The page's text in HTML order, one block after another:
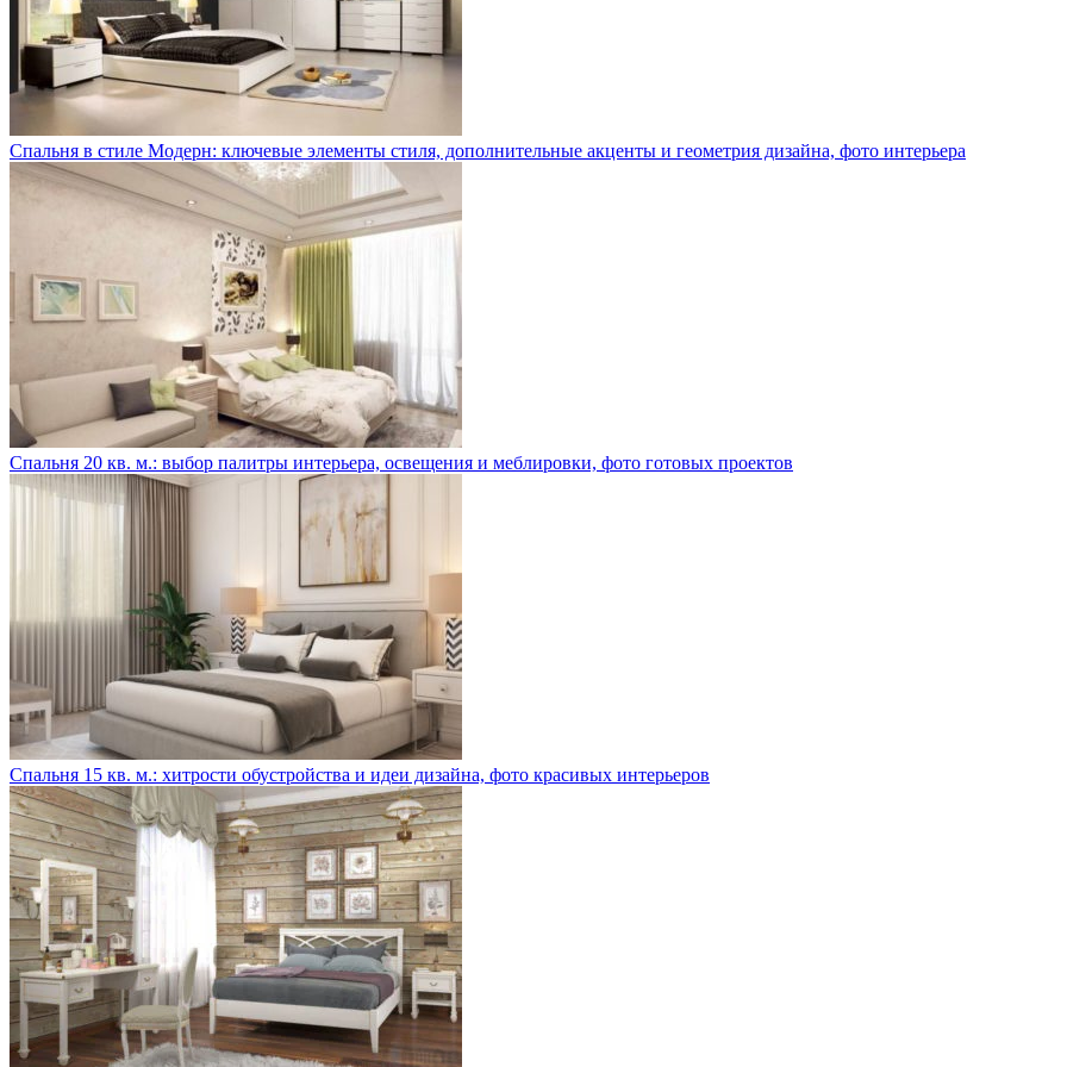
Спальня в стиле Модерн: ключевые элементы стиля, дополнительные акценты и геометрия дизайна, фото интерьера
Спальня 20 кв. м.: выбор палитры интерьера, освещения и меблировки, фото готовых проектов
Спальня 15 кв. м.: хитрости обустройства и идеи дизайна, фото красивых интерьеров